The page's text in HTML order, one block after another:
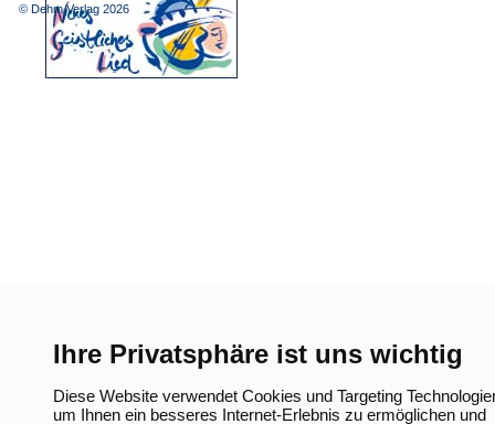
Ihre Privatsphäre ist uns wichtig
Diese Website verwendet Cookies und Targeting
um Ihnen ein besseres Internet-Erlebnis zu ermöglichen und
© Dehm Verlag 2026